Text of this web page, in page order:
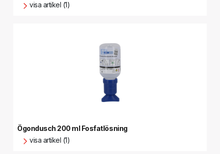
visa artikel (1)
Ögondusch 200 ml Fosfatlösning
visa artikel (1)